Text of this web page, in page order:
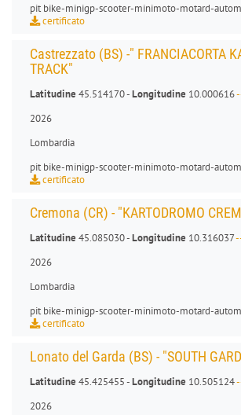
pit bike-minigp-scooter-minimoto-motard-
certificato
Castrezzato (BS) -" FRANCIACORTA
TRACK"
Latitudine45.514170 -Longitudine 10.000616
2026
Lombardia
pit bike-minigp-scooter-minimoto-motard-
certificato
Cremona (CR) - "KARTODROMO
Latitudine45.085030 -Longitudine 10.316037
2026
Lombardia
pit bike-minigp-scooter-minimoto-motard-
certificato
Lonato del Garda (BS) - "SOUTH
Latitudine45.425455 -Longitudine 10.505124
2026